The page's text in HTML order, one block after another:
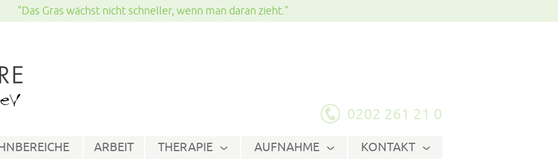
"Das Gras wächst nicht schneller, wenn man daran zieht."
0202 261 21 0
ARBEIT THERAPIE AUFNAHME KONTAKT